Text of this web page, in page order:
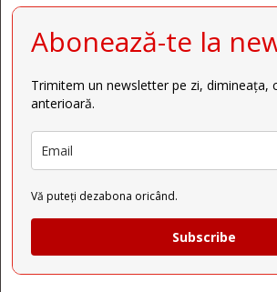
Abonează-te la
Trimitem un newsletter pe zi, dimineața,
anterioară.
Vă puteți dezabona oricând.
Subscribe